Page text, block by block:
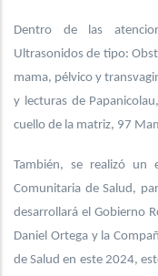
Dentro de las
Ultrasonidos de tipo:
mama, pélvico y
y lecturas de
cuello de la matriz, 97
También, se realizó un
Comunitaria de Salud,
desarrollará el Gobierno
Daniel Ortega y la
de Salud en este 2024,